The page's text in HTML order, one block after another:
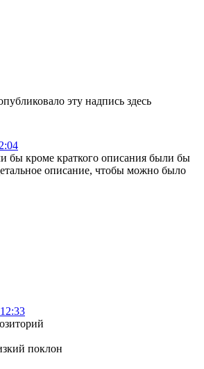
эту надпись здесь
бы кроме краткого описания были бы
описание, чтобы можно было
поклон